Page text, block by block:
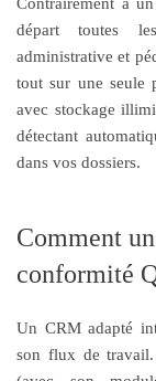
Contrairement à
départ toutes
administrative et
tout sur une seule
avec stockage
détectant
dans vos dossiers.
Comment
conformité
Un CRM adapté
son flux de travail.